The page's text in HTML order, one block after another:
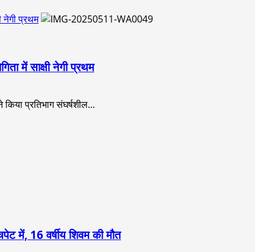
नेगी प्रथम
में साक्षी नेगी प्रथम
प्रतिभाग संघर्षशील...
में, 16 वर्षीय शिवम की मौत